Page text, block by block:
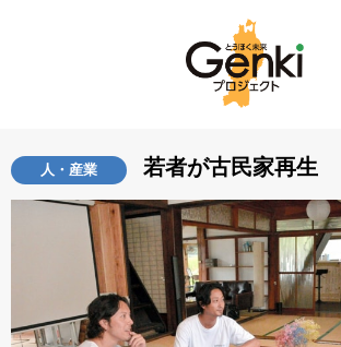
人・産業 若者が古民家再生